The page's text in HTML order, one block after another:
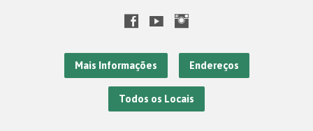
Mais Informações Endereços
Todos os Locais